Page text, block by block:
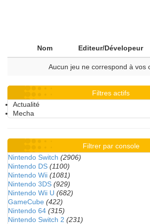
Nom Editeur/Dévelopeur
Aucun jeu ne correspond à vos
Filtres actifs
Actualité
Mecha
Filtrer par console
Nintendo Switch (2906)
Nintendo DS (1100)
Nintendo Wii (1081)
Nintendo 3DS (929)
Nintendo Wii U (682)
GameCube (422)
Nintendo 64 (315)
Nintendo Switch 2 (231)